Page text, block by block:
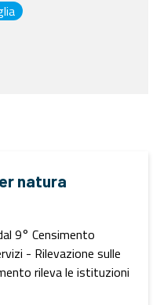
natura
9° Censimento
- Rilevazione sulle
rileva le istituzioni